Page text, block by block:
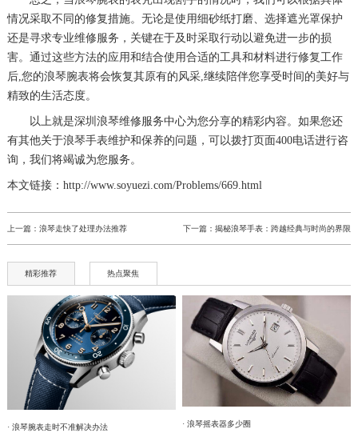
情况采取不同的修复措施。无论是使用细砂纸打磨、选择遮光罩保护
还是寻求专业维修服务，关键在于及时采取行动以避免进一步的损
害。通过这些方法的应用和结合使用合适的工具和材料进行修复工作
后,您的浪琴腕表将会恢复其原有的风采,继续陪伴您享受时间的美好与
精致的生活态度。
以上就是深圳浪琴维修服务中心为您分享的精彩内容。如果您还
有其他关于浪琴手表维护和保养的问题，可以拨打页面400电话进行咨
询，我们将竭诚为您服务。
本文链接：http://www.soyuezi.com/Problems/669.html
上一篇： 浪琴走快了处理办法推荐 下一篇：揭秘浪琴手表：跨越经典与时尚的界限
精彩推荐 热点聚焦
· 浪琴腕表走时不准解决办法 · 浪琴摇表器多少圈